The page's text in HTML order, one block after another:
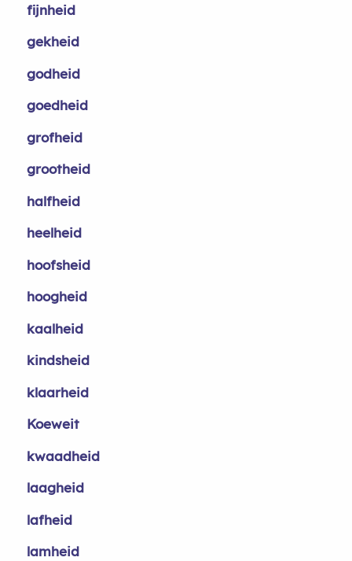
fijnheid
gekheid
godheid
goedheid
grofheid
grootheid
halfheid
heelheid
hoofsheid
hoogheid
kaalheid
kindsheid
klaarheid
Koeweit
kwaadheid
laagheid
lafheid
lamheid